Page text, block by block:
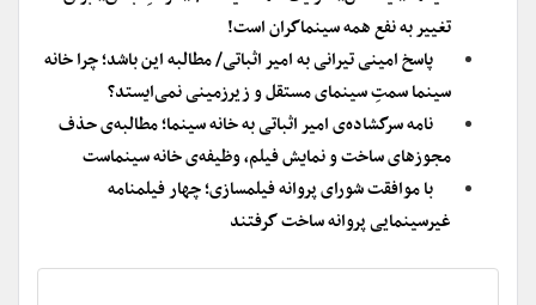
تغییر به نفع همه سینماگران است!
پاسخ امینی تیرانی به امیر اثباتی/ مطالبه این باشد؛ چرا خانه
سینما سمتِ سینمای مستقل و زیرزمینی نمی‌ایستد؟
نامه سرگشاده‌ی امیر اثباتی به خانه سینما؛ مطالبه‌ی حذف
مجوزهای ساخت و نمایش فیلم، وظیفه‌ی خانه سینماست
با موافقت شورای پروانه فیلمسازی؛ چهار فیلمنامه
غیرسینمایی پروانه ساخت گرفتند